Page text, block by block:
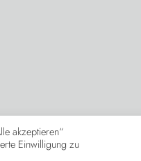
akzeptieren“
Einwilligung zu